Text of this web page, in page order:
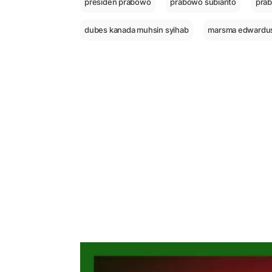
dubes kanada muhsin syihab marsma